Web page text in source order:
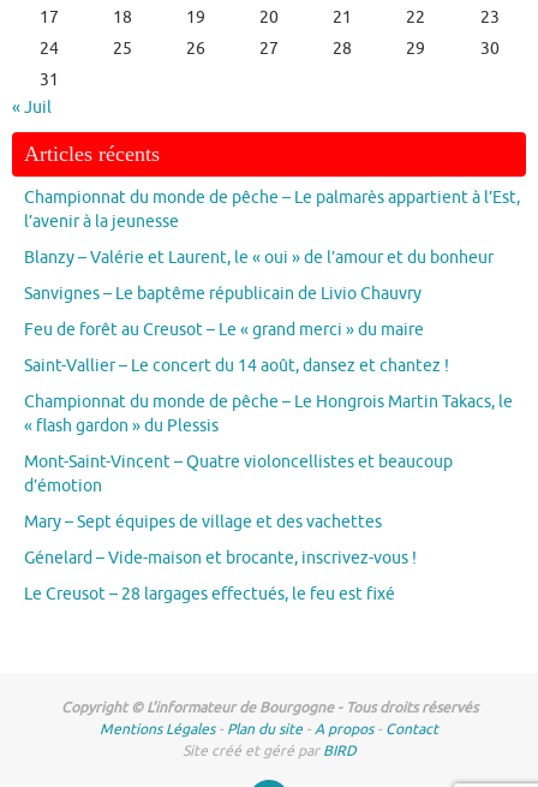
17
18 19 20 21 22
23
24
25 26 27 28 29
30
31
« Juil
Articles récents
Championnat du monde de pêche – Le palmarès appartient à l’Est,
l’avenir à la jeunesse
Blanzy – Valérie et Laurent, le « oui » de l’amour et du bonheur
Sanvignes – Le baptême républicain de Livio Chauvry
Feu de forêt au Creusot – Le « grand merci » du maire
Saint-Vallier – Le concert du 14 août, dansez et chantez !
Championnat du monde de pêche – Le Hongrois Martin Takacs, le
« flash gardon » du Plessis
Mont-Saint-Vincent – Quatre violoncellistes et beaucoup
d’émotion
Mary – Sept équipes de village et des vachettes
Génelard – Vide-maison et brocante, inscrivez-vous !
Le Creusot – 28 largages effectués, le feu est fixé
Copyright © L'informateur de Bourgogne - Tous droits réservés
Mentions Légales- Plan du site -A propos- Contact
Site créé et géré parBIRD